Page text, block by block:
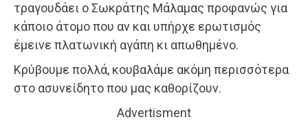
τραγουδάει ο Σωκράτης Μάλαμας προφανώς για
κάποιο άτομο που αν και υπήρχε ερωτισμός
έμεινε πλατωνική αγάπη κι απωθημένο.
Κρύβουμε πολλά, κουβαλάμε ακόμη περισσότερα
στο ασυνείδητο που μας καθορίζουν.
Advertisment